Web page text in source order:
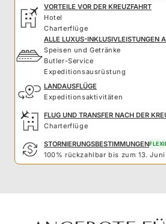
VORTEILE VOR DER KREUZFAHRT
Hotel
Charterflüge
ALLE LUXUS-INKLUSIVLEISTUNGEN
Speisen und Getränke
Butler-Service
Expeditionsausrüstung
LANDAUSFLÜGE
Expeditionsaktivitäten
FLUG UND TRANSFER NACH DER
Charterflüge
STORNIERUNGSBESTIMMUNGEN
100% rückzahlbar bis zum 13.